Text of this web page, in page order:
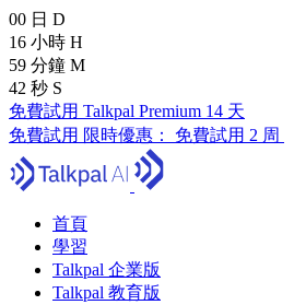
00 日 D
16 小時 H
59 分鐘 M
41 秒 S
免費試用 Talkpal Premium 14 天
免費試用 限時優惠： 免費試用 2 周
首頁
學習
Talkpal 企業版
Talkpal 教育版